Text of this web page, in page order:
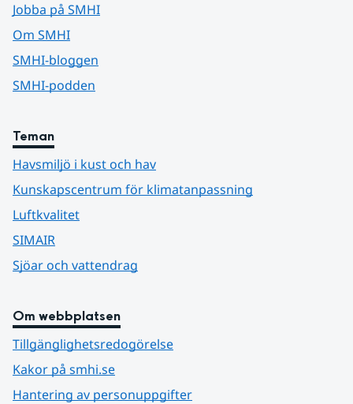
Jobba på SMHI
Om SMHI
SMHI-bloggen
SMHI-podden
Teman
Havsmiljö i kust och hav
Kunskapscentrum för klimatanpassning
Luftkvalitet
SIMAIR
Sjöar och vattendrag
Om webbplatsen
Tillgänglighetsredogörelse
Kakor på smhi.se
Hantering av personuppgifter